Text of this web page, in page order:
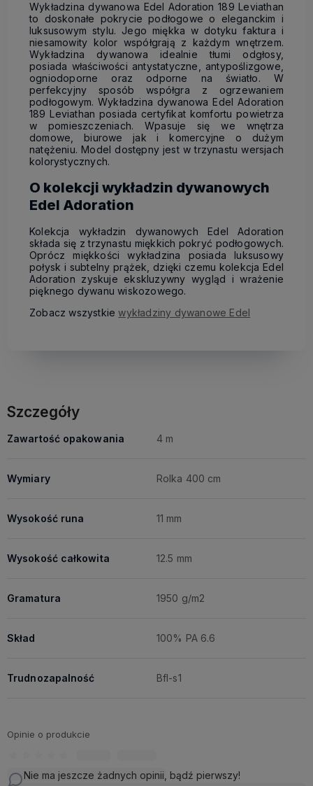
Wykładzina dywanowa Edel Adoration 189 Leviathan
to doskonałe pokrycie podłogowe o eleganckim i
luksusowym stylu. Jego miękka w dotyku faktura i
niesamowity kolor współgrają z każdym wnętrzem.
Wykładzina dywanowa idealnie tłumi odgłosy,
posiada właściwości antystatyczne, antypoślizgowe,
ogniodoporne oraz odporne na światło. W
perfekcyjny sposób współgra z ogrzewaniem
podłogowym. Wykładzina dywanowa Edel Adoration
189 Leviathan posiada certyfikat komfortu powietrza
w pomieszczeniach. Wpasuje się we wnętrza
domowe, biurowe jak i komercyjne o dużym
natężeniu. Model dostępny jest w trzynastu wersjach
kolorystycznych.
O kolekcji wykładzin dywanowych
Edel Adoration
Kolekcja wykładzin dywanowych Edel Adoration
składa się z trzynastu miękkich pokryć podłogowych.
Oprócz miękkości wykładzina posiada luksusowy
połysk i subtelny prążek, dzięki czemu kolekcja Edel
Adoration zyskuje ekskluzywny wygląd i wrażenie
pięknego dywanu wiskozowego.
Zobacz wszystkiewykładziny dywanowe Edel
Szczegóły
Zawartość opakowania 4 m
Wymiary Rolka 400 cm
Wysokość runa 11 mm
Wysokość całkowita 12.5 mm
Gramatura 1950 g/m2
Skład 100% PA 6.6
Trudnozapalność Bfl-s1
Opinie o produkcie
Nie ma jeszcze żadnych opinii, bądź pierwszy!